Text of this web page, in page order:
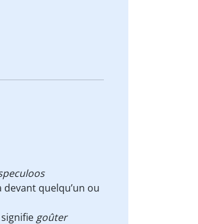
devant quelqu’un ou
signifie goûter